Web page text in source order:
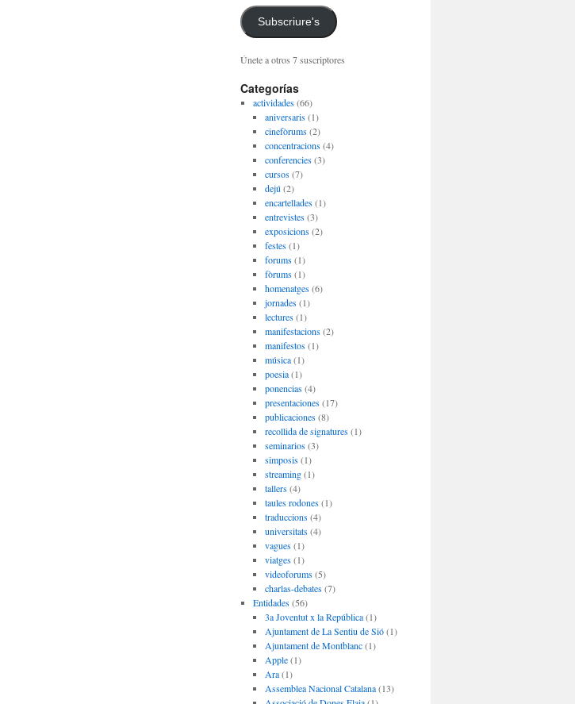
correo
electrónico
Subscriure's
Únete a otros 7 suscriptores
Categorías
actividades(66)
aniversaris(1)
cinefòrums(2)
concentracions(4)
conferencies(3)
cursos(7)
dejú (2)
encartellades(1)
entrevistes(3)
exposicions(2)
festes(1)
forums(1)
fòrums(1)
homenatges(6)
jornades(1)
lectures(1)
manifestacions(2)
manifestos(1)
música(1)
poesia(1)
ponencias(4)
presentaciones(17)
publicaciones(8)
recollida de signatures(1)
seminarios(3)
simposis(1)
streaming(1)
tallers(4)
taules rodones(1)
traduccions(4)
universitats(4)
vagues(1)
viatges(1)
videoforums(5)
charlas-debates(7)
Entidades(56)
3a Joventut x la República(1)
Ajuntament de La Sentiu de Sió(1)
Ajuntament de Montblanc(1)
Apple(1)
Ara(1)
Assemblea Nacional Catalana(13)